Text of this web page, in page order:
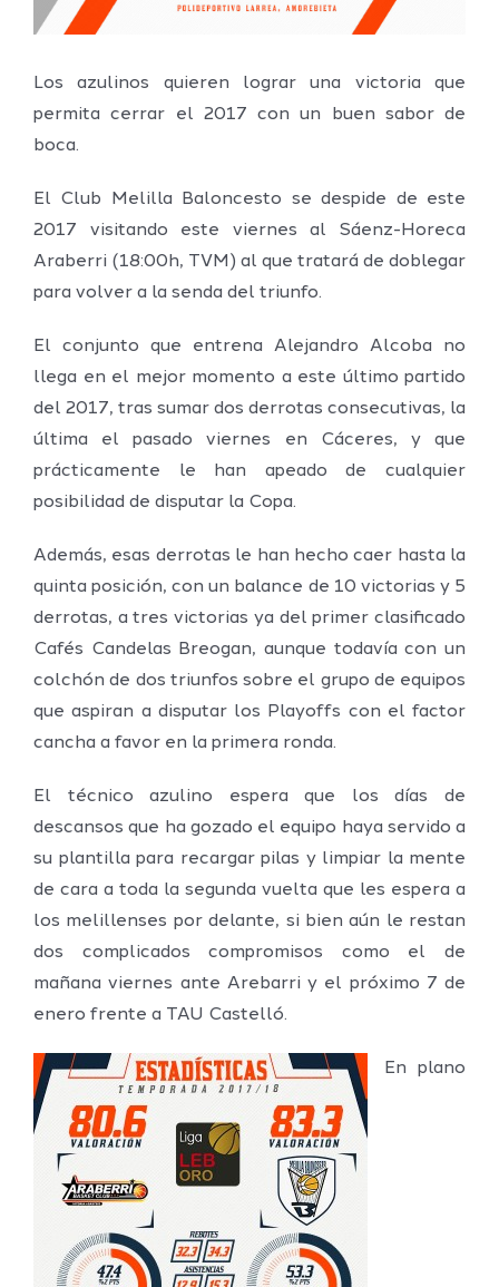
Los azulinos quieren lograr una victoria que
permita cerrar el 2017 con un buen sabor de
boca.
El Club Melilla Baloncesto se despide de este
2017 visitando este viernes al Sáenz-Horeca
Araberri (18:00h, TVM) al que tratará de doblegar
para volver a la senda del triunfo.
El conjunto que entrena Alejandro Alcoba no
llega en el mejor momento a este último partido
del 2017, tras sumar dos derrotas consecutivas, la
última el pasado viernes en Cáceres, y que
prácticamente le han apeado de cualquier
posibilidad de disputar la Copa.
Además, esas derrotas le han hecho caer hasta la
quinta posición, con un balance de 10 victorias y 5
derrotas, a tres victorias ya del primer clasificado
Cafés Candelas Breogan, aunque todavía con un
colchón de dos triunfos sobre el grupo de equipos
que aspiran a disputar los Playoffs con el factor
cancha a favor en la primera ronda.
El técnico azulino espera que los días de
descansos que ha gozado el equipo haya servido a
su plantilla para recargar pilas y limpiar la mente
de cara a toda la segunda vuelta que les espera a
los melillenses por delante, si bien aún le restan
dos complicados compromisos como el de
mañana viernes ante Arebarri y el próximo 7 de
enero frente a TAU Castelló.
En plano